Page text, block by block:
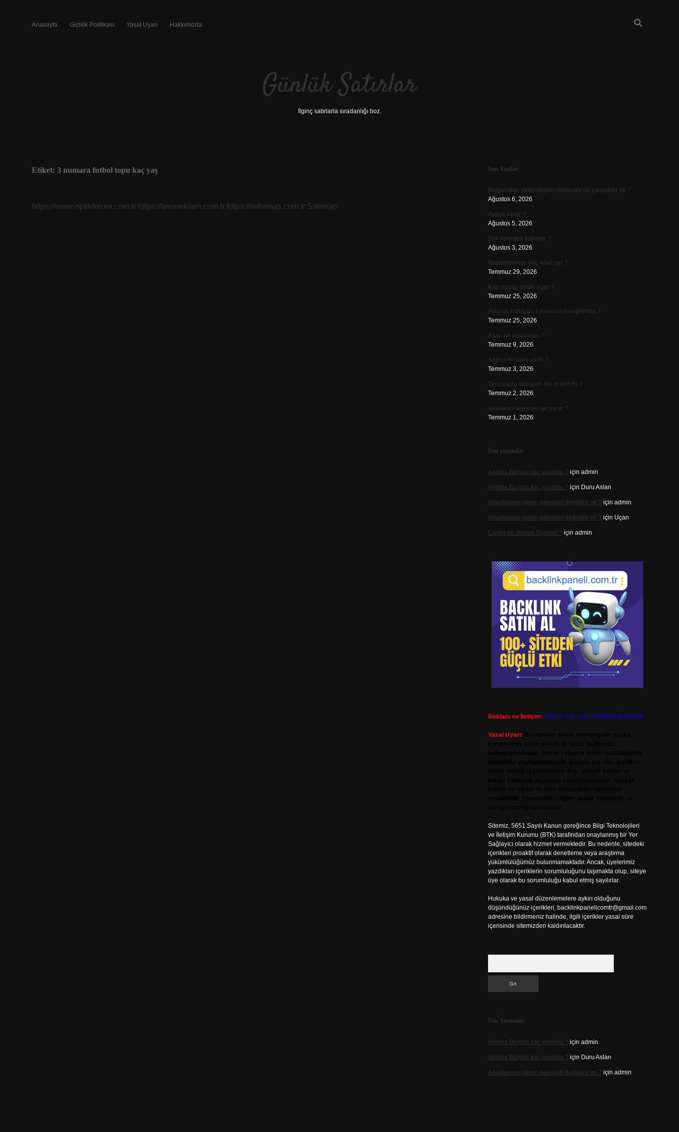
Anasayfa Gizlilik Politikası Yasal Uyarı Hakkımızda
Günlük Satırlar
İlginç satırlarla sıradanlığı boz.
Etiket: 3 numara futbol topu kaç yaş
https://www.optikforum.com.tr https://aresreklam.com.tr https://reformas.com.tr Sitemap
Sidebar
Son Yazılar
Bulgaristan vatandaşları Hollanda’da çalışabilir mi ?
Ağustos 6, 2026
Avaza nedir ?
Ağustos 5, 2026
534 nereden kalkıyor ?
Ağustos 3, 2026
Bayramörenin kaç köyü var ?
Temmuz 29, 2026
Kapı hangi tarafa açılır ?
Temmuz 25, 2026
Aslanın korktuğu hayvanlar hangileridir ?
Temmuz 25, 2026
Asap ne kısaltması ?
Temmuz 9, 2026
Anjina tehlikeli midir ?
Temmuz 3, 2026
Tencerede titanyum mu granit mi ?
Temmuz 2, 2026
Ambient Aware ne işe yarar ?
Temmuz 1, 2026
Son yorumlar
Angela Burgos kaç yaşında ? için admin
Angela Burgos kaç yaşında ? için Duru Aslan
Adaptasyon genin işleyişini değiştirir mi ? için admin
Adaptasyon genin işleyişini değiştirir mi ? için Uçan
Ceylin ne demek Diyanet ? için admin
Reklam ve İletişim: Skype: live:.cid.575569c608265c69
Yasal Uyarı:
Sitemiz, 5651 Sayılı Kanun gereğince Bilgi Teknolojileri
ve İletişim Kurumu (BTK) tarafından onaylanmış bir Yer
Sağlayıcı olarak hizmet vermektedir. Bu nedenle, sitedeki
içerikleri proaktif olarak denetleme veya araştırma
yükümlülüğümüz bulunmamaktadır. Ancak, üyelerimiz
yazdıkları içeriklerin sorumluluğunu taşımakta olup, siteye
üye olarak bu sorumluluğu kabul etmiş sayılırlar.
Hukuka ve yasal düzenlemelere aykırı olduğunu
düşündüğünüz içerikleri, backlinkpanelicomtr@gmail.com
adresine bildirmeniz halinde, ilgili içerikler yasal süre
içerisinde sitemizden kaldırılacaktır.
Son Yorumlar
Angela Burgos kaç yaşında ? için admin
Angela Burgos kaç yaşında ? için Duru Aslan
Adaptasyon genin işleyişini değiştirir mi ? için admin